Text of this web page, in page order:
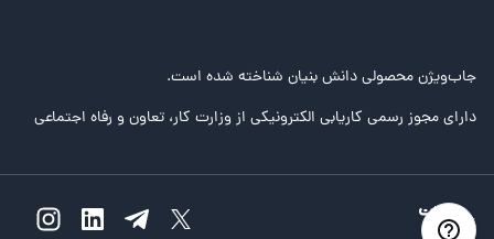
جاب‌ویژن محصولی دانش بنیان شناخته شده است.
دارای مجوز رسمی کاریابی الکترونیکی از وزارت کار، تعاون و رفاه اجتماعی